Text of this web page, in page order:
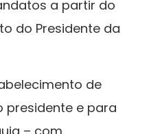
a partir do
do Presidente da
de
presidente e para